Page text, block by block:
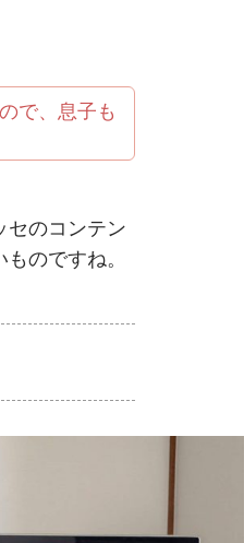
で、息子も
セのコンテン
のですね。